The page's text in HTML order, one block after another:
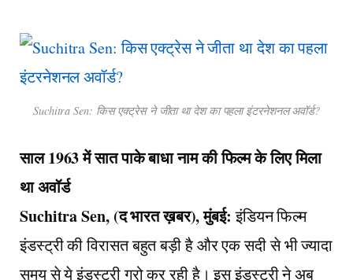
Suchitra Sen: किस एक्ट्रेस ने जीता था देश का पहला इंटरनेशनल अवॉर्ड?
साल 1963 में सात पाके बाधा नाम की फिल्म के लिए मिला
था अवॉर्ड
Suchitra Sen, (द भारत ख़बर), मुंबई: इंडियन फिल्म
इंडस्ट्री की विरासत बहुत बड़ी है और एक सदी से भी ज्यादा
समय से ये इंडस्ट्री ग्रो कर रही है। इस इंडस्ट्री ने अब